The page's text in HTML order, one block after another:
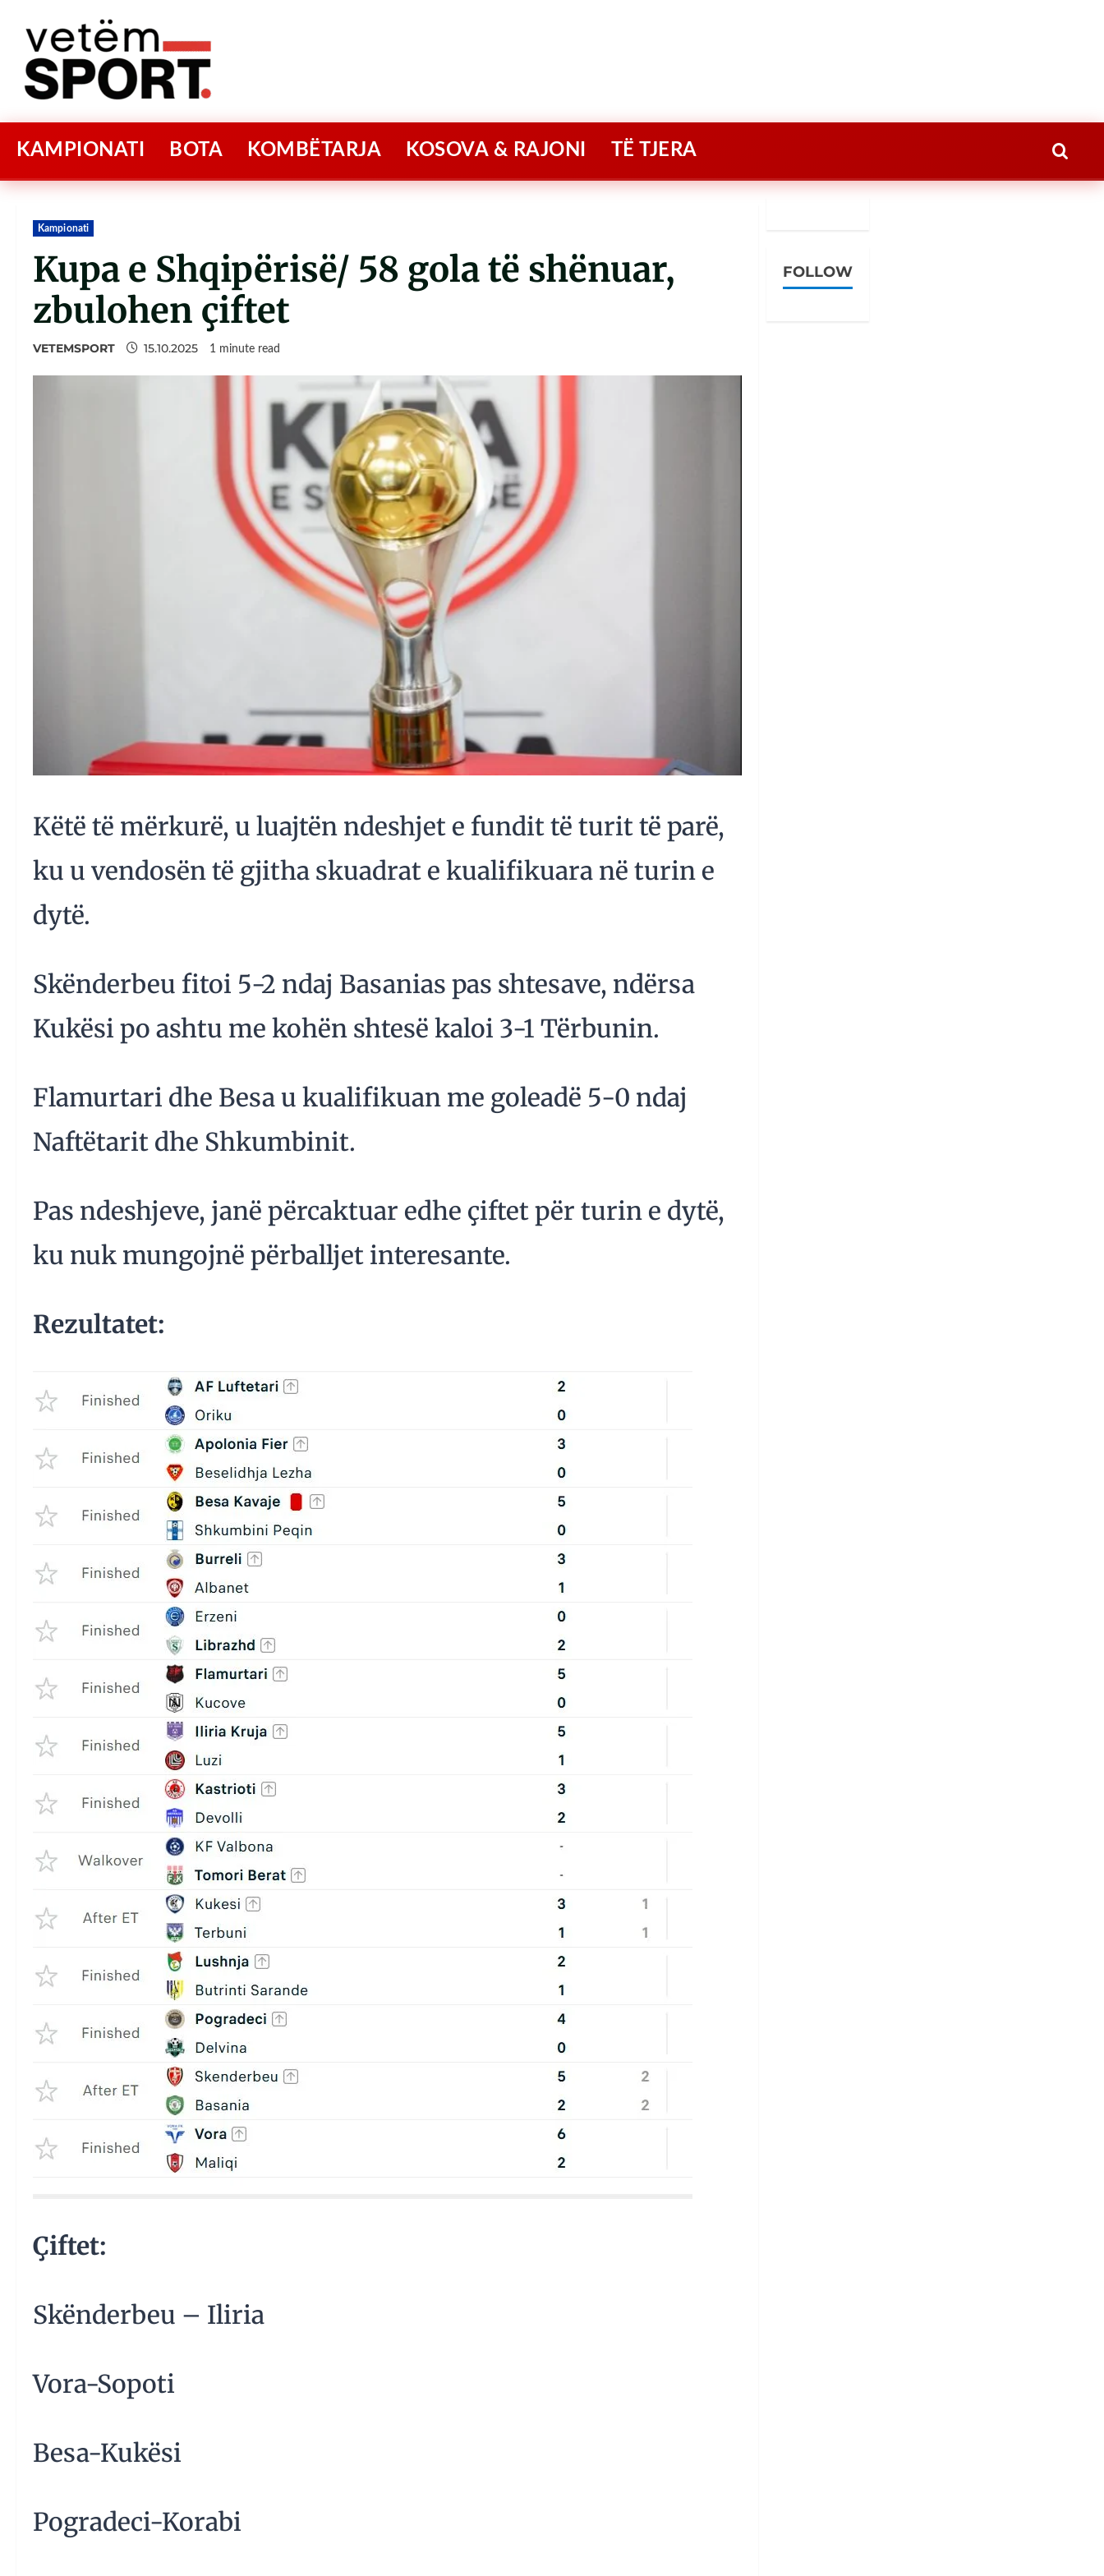
KAMPIONATI BOTA KOMBËTARJA KOSOVA & RAJONI TË TJERA
Kampionati
Kupa e Shqipërisë/ 58 gola të shënuar,
zbulohen çiftet
VETEMSPORT 15.10.2025 1 minute read
Këtë të mërkurë, u luajtën ndeshjet e fundit të turit të parë,
ku u vendosën të gjitha skuadrat e kualifikuara në turin e
dytë.
Skënderbeu fitoi 5-2 ndaj Basanias pas shtesave, ndërsa
Kukësi po ashtu me kohën shtesë kaloi 3-1 Tërbunin.
Flamurtari dhe Besa u kualifikuan me goleadë 5-0 ndaj
Naftëtarit dhe Shkumbinit.
Pas ndeshjeve, janë përcaktuar edhe çiftet për turin e dytë,
ku nuk mungojnë përballjet interesante.
Rezultatet:
Çiftet:
Skënderbeu – Iliria
Vora-Sopoti
Besa-Kukësi
Pogradeci-Korabi
FOLLOW